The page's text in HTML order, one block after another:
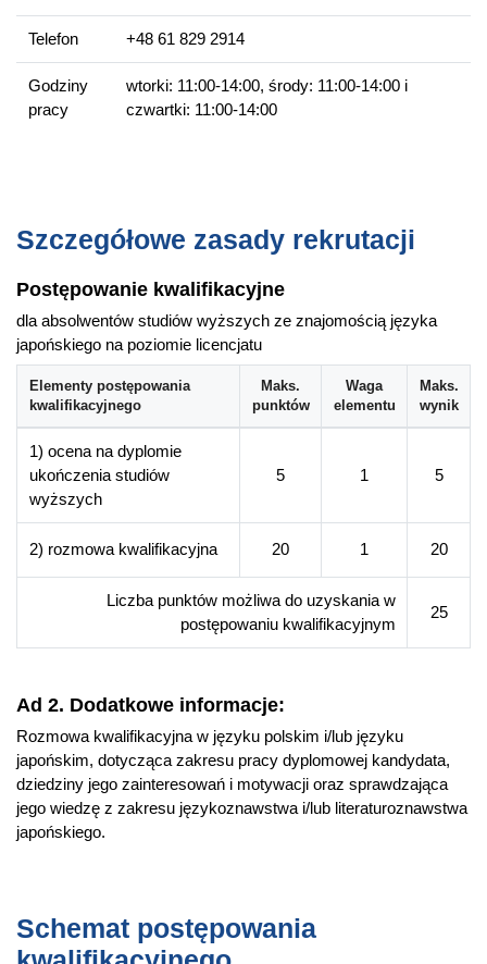
Więcej informacji
Wydziałowa strona kierunku
Telefon +48 61 829 2914
Godziny
pracy
wtorki: 11:00-14:00, środy: 11:00-14:00 i
czwartki: 11:00-14:00
Szczegółowe zasady rekrutacji
Postępowanie kwalifikacyjne
dla absolwentów studiów wyższych ze znajomością języka
japońskiego na poziomie licencjatu
Elementy postępowania
kwalifikacyjnego
Maks.
punktów
Waga
elementu
Maks.
wynik
1) ocena na dyplomie
ukończenia studiów
wyższych
5 1 5
2) rozmowa kwalifikacyjna 20 1 20
Liczba punktów możliwa do uzyskania w
postępowaniu kwalifikacyjnym
25
Ad 2. Dodatkowe informacje:
Rozmowa kwalifikacyjna w języku polskim i/lub języku
japońskim, dotycząca zakresu pracy dyplomowej kandydata,
dziedziny jego zainteresowań i motywacji oraz sprawdzająca
jego wiedzę z zakresu językoznawstwa i/lub literaturoznawstwa
japońskiego.
Schemat postępowania